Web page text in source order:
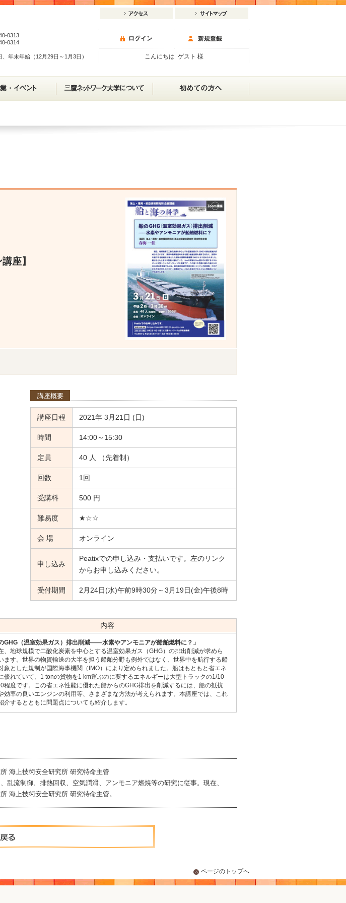
こんにちは ゲスト 様
0313
0314
、年末年始（12月29日～1月3日）
座】
講座概要
講座日程 2021年 3月21日 (日)
時間 14:00～15:30
定員 40 人 （先着制）
回数 1回
受講料 500 円
難易度 ★☆☆
会 場 オンライン
申し込み
Peatixでの申し込み・支払いです。左のリンク
からお申し込みください。
受付期間 2月24日(水)午前9時30分～3月19日(金)午後8時
内容
のGHG（温室効果ガス）排出削減――水素やアンモニアが船舶燃料に？」
、地球規模で二酸化炭素を中心とする温室効果ガス（GHG）の排出削減が求めら
ます。世界の物資輸送の大半を担う船舶分野も例外ではなく、世界中を航行する船
象とした規制が国際海事機関（IMO）により定められました。船はもともと省エネ
優れていて、1 tonの貨物を1 km運ぶのに要するエネルギーは大型トラックの1/10
程度です。この省エネ性能に優れた船からのGHG排出を削減するには、船の抵抗
効率の良いエンジンの利用等、さまざまな方法が考えられます。本講座では、これ
介するとともに問題点についても紹介します。
海上技術安全研究所 研究特命主管
乱流制御、排熱回収、空気潤滑、アンモニア燃焼等の研究に従事。現在、
海上技術安全研究所 研究特命主管。
ページのトップへ